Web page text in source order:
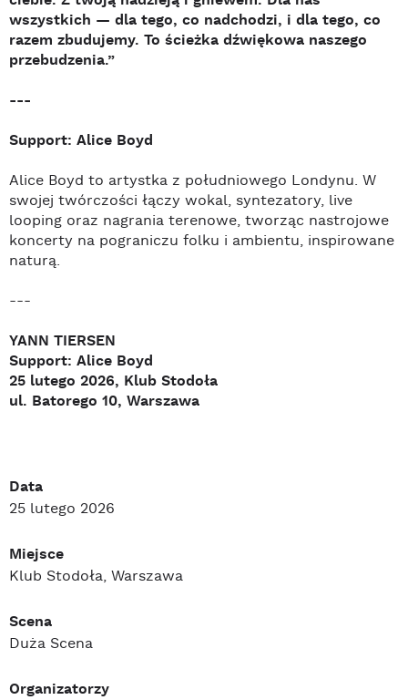
wszystkich — dla tego, co nadchodzi, i dla tego, co
razem zbudujemy. To ścieżka dźwiękowa naszego
przebudzenia.”
---
Support: Alice Boyd
Alice Boyd to artystka z południowego Londynu. W
swojej twórczości łączy wokal, syntezatory, live
looping oraz nagrania terenowe, tworząc nastrojowe
koncerty na pograniczu folku i ambientu, inspirowane
naturą.
---
YANN TIERSEN
Support: Alice Boyd
25 lutego 2026, Klub Stodoła
ul. Batorego 10, Warszawa
Data
25 lutego 2026
Miejsce
Klub Stodoła, Warszawa
Scena
Duża Scena
Organizatorzy